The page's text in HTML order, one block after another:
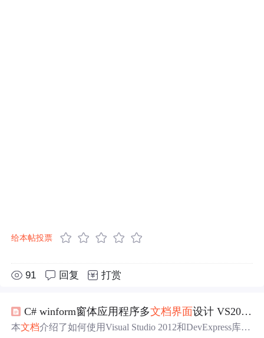
给本帖投票
91 回复 打赏
C# winform窗体应用程序多文档界面设计 VS2012+devExpress Ribbon布局 多
本文档介绍了如何使用Visual Studio 2012和DevExpress库，